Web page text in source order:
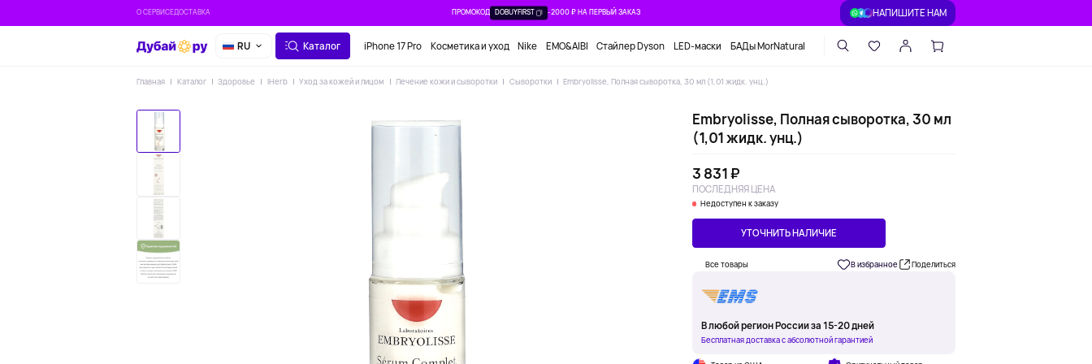
О СЕРВИСЕДОСТАВКА ПРОМОКОД DOBUYFIRST -2000 ₽ НА ПЕРВЫЙ ЗАКАЗ НАПИШИТЕ НАМ
RU Каталог iPhone 17 Pro Косметика и уход Nike EMO&AIBI Стайлер Dyson LED-маски БАДы MorNatural
Главная Каталог Здоровье IHerb Уход за кожей и лицом Лечение кожи и сыворотки Сыворотки Embryolisse, Полная сыворотка, 30 мл (1,01 жидк. унц.)
Embryolisse, Полная сыворотка, 30 мл
(1,01 жидк. унц.)
3 831 ₽
ПОСЛЕДНЯЯ ЦЕНА
Недоступен к заказу
УТОЧНИТЬ НАЛИЧИЕ
Все товары В избранное Поделиться
В любой регион России за 15-20 дней
Бесплатная доставка с абсолютной гарантией